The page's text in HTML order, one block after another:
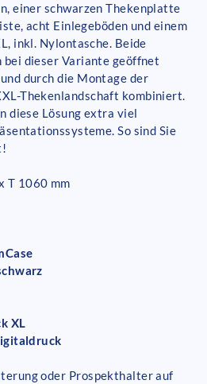
einer schwarzen Thekenplatte
acht Einlegeböden und einem
inkl. Nylontasche. Beide
dieser Variante geöffnet
durch die Montage der
Thekenlandschaft kombiniert.
diese Lösung extra viel
So sind Sie
T 1060 mm
XL
oder Prospekthalter auf